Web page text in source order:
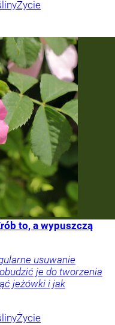
Życie
to, a wypuszczą
usuwanie
je do tworzenia
jeżówki i jak
Życie